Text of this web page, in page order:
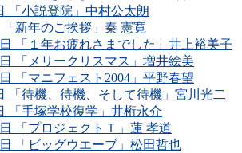
「小説登院」中村公太朗
「新年のご挨拶」秦 憲寛
「１年お疲れさまでした」井上裕美子
「メリークリスマス」増井絵美
「マニフェスト2004」平野春望
「待機、待機、そして待機」宮川光二
「手塚学校復学」井桁永介
「プロジェクトＴ」蓮 孝道
「ビッグウエーブ」松田哲也